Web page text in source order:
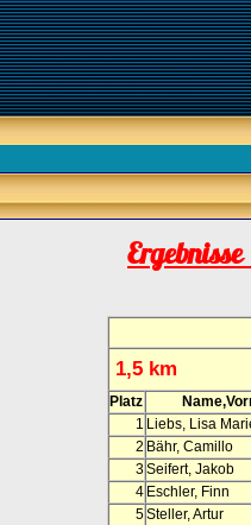
1,5 km
Platz
1 Liebs, Lisa
2 Bähr, Camillo
3Seifert, Jakob
4 Eschler, Finn
5Steller, Artur